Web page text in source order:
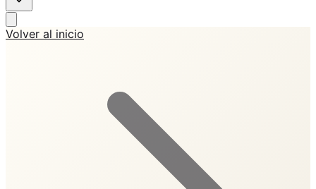
Volver al inicio